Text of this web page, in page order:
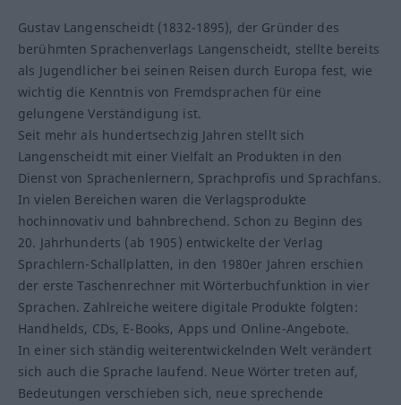
Gustav Langenscheidt (1832-1895), der Gründer des
berühmten Sprachenverlags Langenscheidt, stellte bereits
als Jugendlicher bei seinen Reisen durch Europa fest, wie
wichtig die Kenntnis von Fremdsprachen für eine
gelungene Verständigung ist.
Seit mehr als hundertsechzig Jahren stellt sich
Langenscheidt mit einer Vielfalt an Produkten in den
Dienst von Sprachenlernern, Sprachprofis und Sprachfans.
In vielen Bereichen waren die Verlagsprodukte
hochinnovativ und bahnbrechend. Schon zu Beginn des
20. Jahrhunderts (ab 1905) entwickelte der Verlag
Sprachlern-Schallplatten, in den 1980er Jahren erschien
der erste Taschenrechner mit Wörterbuchfunktion in vier
Sprachen. Zahlreiche weitere digitale Produkte folgten:
Handhelds, CDs, E-Books, Apps und Online-Angebote.
In einer sich ständig weiterentwickelnden Welt verändert
sich auch die Sprache laufend. Neue Wörter treten auf,
Bedeutungen verschieben sich, neue sprechende